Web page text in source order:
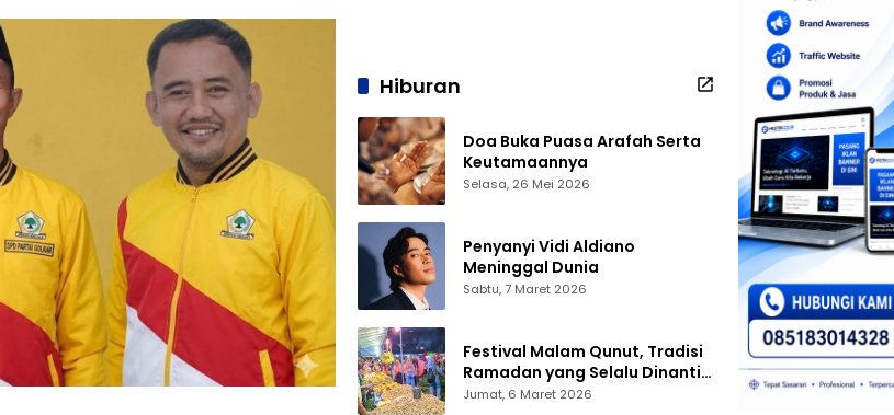
Hiburan
Doa Buka Puasa Arafah Serta
Keutamaannya
Selasa, 26 Mei 2026
Penyanyi Vidi Aldiano
Meninggal Dunia
Sabtu, 7 Maret 2026
Festival Malam Qunut, Tradisi
Ramadan yang Selalu Dinanti
Warga Gorontalo
Jumat, 6 Maret 2026